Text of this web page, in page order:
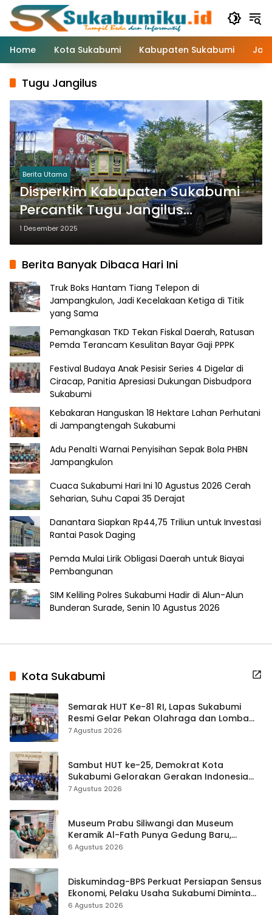
Langsung
konten
Home
Kota Sukabumi Kabupaten Sukabumi
Tugu Jangilus
Berita Utama
Disperkim Kabupaten Sukabumi
Percantik Tugu Jangilus
Palabuhanratu
1 Desember 2025
Berita Banyak Dibaca Hari Ini
Truk Boks Hantam Tiang Telepon di
Jampangkulon, Jadi Kecelakaan Ketiga di Titik
yang Sama
Pemangkasan TKD Tekan Fiskal Daerah, Ratusan
Pemda Terancam Kesulitan Bayar Gaji PPPK
Festival Budaya Anak Pesisir Series 4 Digelar di
Ciracap, Panitia Apresiasi Dukungan Disbudpora
Sukabumi
Kebakaran Hanguskan 18 Hektare Lahan Perhutani
di Jampangtengah Sukabumi
Adu Penalti Warnai Penyisihan Sepak Bola PHBN
Jampangkulon
Cuaca Sukabumi Hari Ini 10 Agustus 2026 Cerah
Seharian, Suhu Capai 35 Derajat
Danantara Siapkan Rp44,75 Triliun untuk Investasi
Rantai Pasok Daging
Pemda Mulai Lirik Obligasi Daerah untuk Biayai
Pembangunan
SIM Keliling Polres Sukabumi Hadir di Alun-Alun
Bunderan Surade, Senin 10 Agustus 2026
Kota Sukabumi
Semarak HUT Ke-81 RI, Lapas Sukabumi
Resmi Gelar Pekan Olahraga dan Lomba
Tradisional
7 Agustus 2026
Sambut HUT ke-25, Demokrat Kota
Sukabumi Gelorakan Gerakan Indonesia
ASRI Lewat Aksi Bersih Masjid Agung
7 Agustus 2026
Museum Prabu Siliwangi dan Museum
Keramik Al-Fath Punya Gedung Baru,
Hampir 500 Koleksi Dipisahkan
6 Agustus 2026
Diskumindag-BPS Perkuat Persiapan Sensus
Ekonomi, Pelaku Usaha Sukabumi Diminta
Terbuka Beri Data
6 Agustus 2026